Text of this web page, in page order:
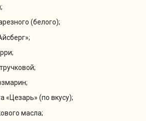
(белого);
«Цезарь» (по вкусу);
масла;